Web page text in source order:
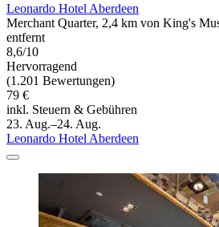
Leonardo Hotel Aberdeen
Merchant Quarter, 2,4 km von King's
entfernt
8,6/10
Hervorragend
(1.201 Bewertungen)
79 €
inkl. Steuern & Gebühren
23. Aug.–24. Aug.
Leonardo Hotel Aberdeen